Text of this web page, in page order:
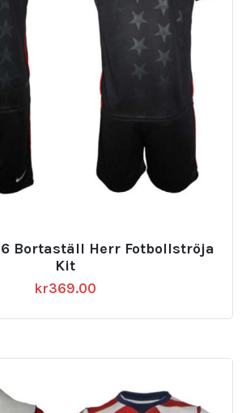
Bortaställ Herr Fotbollströja
Kit
kr369.00